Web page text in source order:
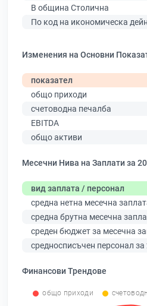
В община Столична
По код на икономическа
Изменения на Основни
показател
общо приходи
счетоводна печалба
EBITDA
общо активи
Месечни Нива на Заплати за
вид заплата / персонал
средна нетна месечна
средна брутна месечна
среден бюджет за месечна
средносписъчен персонал за
Финансови Трендове
общо приходи